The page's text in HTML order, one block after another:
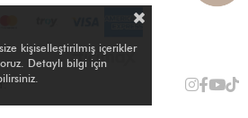
kişiselleştirilmiş içerikler
Detaylı bilgi için